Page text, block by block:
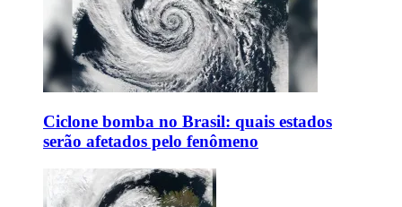
Ciclone bomba no Brasil: quais estados
serão afetados pelo fenômeno